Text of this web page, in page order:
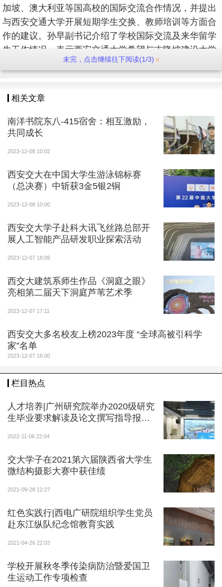
加坡、澳大利亚等国高校的国际交流合作情况，并提出
与西安交通大学开展短期学生交换、教师培训等方面合
作的建议。孙早副书记介绍了学校国际交流及来华留学
生工作情况，表示西安交通大学希望与吉隆坡建设大学
开展中外合作办学、学生交流等务实合作项目，双方就
展，为该校高二、高三年级学生及家长提供升学咨询，
介绍西安交通大学留学生招生政策、专业分布等各方面
信息。宽柔中学作为马来西亚生源规模最大的华文中
响力的华文中学。会后，代表团与宽柔中学校方代表、
升学处负责人进行会谈，了解宽柔中学办学历史、学生
作，将宽柔中学确立为西安交通大学海外生源基地达成
6日，代表团访问马来西亚理工大学，理工大学继
未完，点击继续往下阅读(1/3)
相关文章
南洋书院东八-415宿舍：相互激励，
共同成长
2023-12-08 10:02
西安交大在中国大学生游泳锦标赛
（总决赛）中斩获3金5银2铜
2023-12-08 10:00
西安交大学子赴科大讯飞丝路总部开
展人工智能产品研发职业探索活动
2023-12-07 18:09
西交大建筑系师生作品《洞庭之眼》
亮相第二届天下洞庭芦苇艺术季
2023-12-07 17:11
西安交大多名校友上榜2023年度 “全球高被引科学
家”名单
2023-12-07 16:00
栏目热点
人才培养|广州研究院举办2020级研究
生毕业要求解读及论文撰写指导报告
2022-11-06 22:04
交大学子在2021第六届陕西省大学生
微结构摄影大赛中获佳绩
2021-09-28 12:27
红色实践行|西电广研院组织学生党员
赴东江纵队纪念馆教育实践
2021-04-26 22:03
学校开展秋冬季传染病防治暨爱国卫
生运动工作专项检查